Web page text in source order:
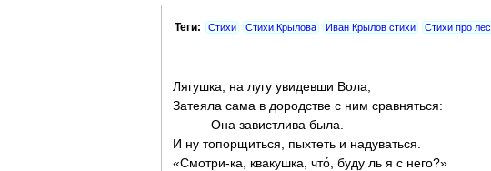
Теги: Стихи Стихи Крылова Иван Крылов стихи Стихи про лес
Лягушка, на лугу увидевши Вола,
Затеяла сама в дородстве с ним сравняться:
Она завистлива была.
И ну топорщиться, пыхтеть и надуваться.
«Смотри-ка, квакушка, что́, буду ль я с него?»